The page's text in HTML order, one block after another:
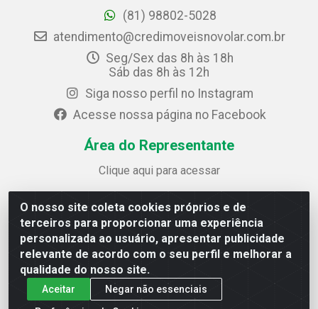
O nosso site coleta cookies próprios e de
terceiros para proporcionar uma experiência
personalizada ao usuário, apresentar publicidade
relevante de acordo com o seu perfil e melhorar a
qualidade do nosso site.
Aceitar
Negar não essenciais
(81) 98802-5028
atendimento@credimoveisnovolar.com.br
Seg/Sex das 8h às 18h
Sáb das 8h às 12h
Siga nosso perfil no Instagram
Acesse nossa página no Facebook
Área do Representante
Clique aqui para acessar
Credimóveis Novolar Ltda
Rua José Alves Bezerra, 430 - Prazeres - Jaboatão dos
Guararapes / PE - CEP 54.325-610
CNPJ: 09.930.165/0013-70